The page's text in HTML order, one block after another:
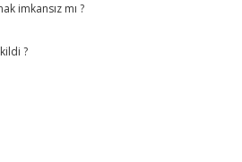
imkansız mı ?
?